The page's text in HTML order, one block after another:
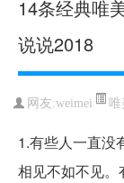
14条经典唯
说说2018
网友:weimei 唯
1.有些人一直没
相见不如不见